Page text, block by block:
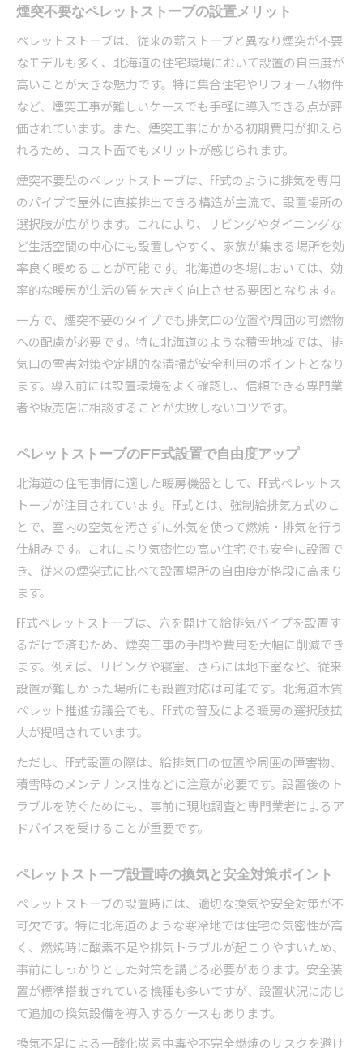
煙突不要なペレットストーブの設置メリット
ペレットストーブは、従来の薪ストーブと異なり煙突が不要
なモデルも多く、北海道の住宅環境において設置の自由度が
高いことが大きな魅力です。特に集合住宅やリフォーム物件
など、煙突工事が難しいケースでも手軽に導入できる点が評
価されています。また、煙突工事にかかる初期費用が抑えら
れるため、コスト面でもメリットが感じられます。
煙突不要型のペレットストーブは、FF式のように排気を専用
のパイプで屋外に直接排出できる構造が主流で、設置場所の
選択肢が広がります。これにより、リビングやダイニングな
ど生活空間の中心にも設置しやすく、家族が集まる場所を効
率良く暖めることが可能です。北海道の冬場においては、効
率的な暖房が生活の質を大きく向上させる要因となります。
一方で、煙突不要のタイプでも排気口の位置や周囲の可燃物
への配慮が必要です。特に北海道のような積雪地域では、排
気口の雪害対策や定期的な清掃が安全利用のポイントとなり
ます。導入前には設置環境をよく確認し、信頼できる専門業
者や販売店に相談することが失敗しないコツです。
ペレットストーブのFF式設置で自由度アップ
北海道の住宅事情に適した暖房機器として、FF式ペレットス
トーブが注目されています。FF式とは、強制給排気方式のこ
とで、室内の空気を汚さずに外気を使って燃焼・排気を行う
仕組みです。これにより気密性の高い住宅でも安全に設置で
き、従来の煙突式に比べて設置場所の自由度が格段に高まり
ます。
FF式ペレットストーブは、穴を開けて給排気パイプを設置す
るだけで済むため、煙突工事の手間や費用を大幅に削減でき
ます。例えば、リビングや寝室、さらには地下室など、従来
設置が難しかった場所にも設置対応は可能です。北海道木質
ペレット推進協議会でも、FF式の普及による暖房の選択肢拡
大が提唱されています。
ただし、FF式設置の際は、給排気口の位置や周囲の障害物、
積雪時のメンテナンス性などに注意が必要です。設置後のト
ラブルを防ぐためにも、事前に現地調査と専門業者によるア
ドバイスを受けることが重要です。
ペレットストーブ設置時の換気と安全対策ポイント
ペレットストーブの設置時には、適切な換気や安全対策が不
可欠です。特に北海道のような寒冷地では住宅の気密性が高
く、燃焼時に酸素不足や排気トラブルが起こりやすいため、
事前にしっかりとした対策を講じる必要があります。安全装
置が標準搭載されている機種も多いですが、設置状況に応じ
て追加の換気設備を導入するケースもあります。
換気不足による一酸化炭素中毒や不完全燃焼のリスクを避け